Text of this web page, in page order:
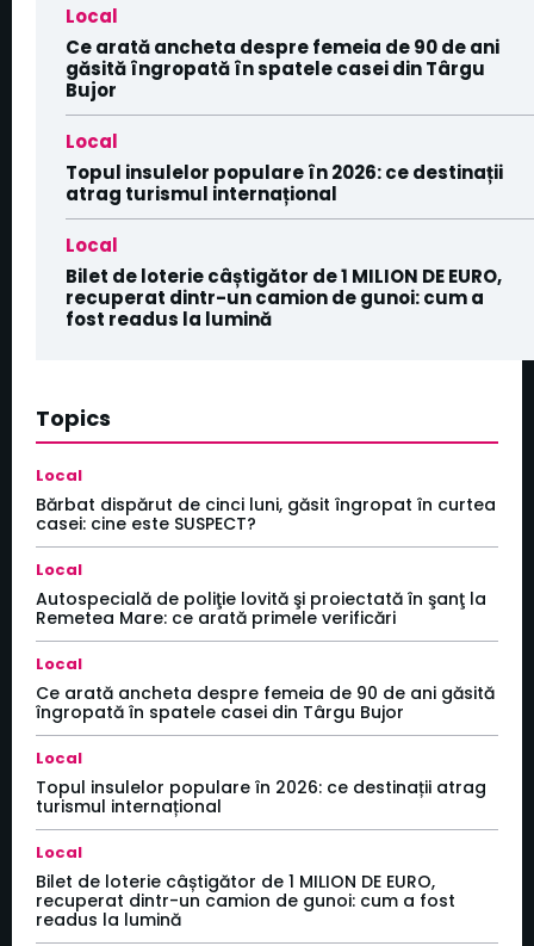
Local
Ce arată ancheta despre femeia de 90 de ani
găsită îngropată în spatele casei din Târgu
Bujor
Local
Topul insulelor populare în 2026: ce destinații
atrag turismul internațional
Local
Bilet de loterie câștigător de 1 MILION DE EURO,
recuperat dintr-un camion de gunoi: cum a
fost readus la lumină
Topics
Local
Bărbat dispărut de cinci luni, găsit îngropat în curtea
casei: cine este SUSPECT?
Local
Autospecială de poliţie lovită şi proiectată în şanţ la
Remetea Mare: ce arată primele verificări
Local
Ce arată ancheta despre femeia de 90 de ani găsită
îngropată în spatele casei din Târgu Bujor
Local
Topul insulelor populare în 2026: ce destinații atrag
turismul internațional
Local
Bilet de loterie câștigător de 1 MILION DE EURO,
recuperat dintr-un camion de gunoi: cum a fost
readus la lumină